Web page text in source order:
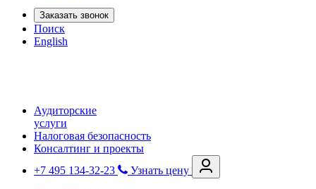
Заказать звонок
Поиск
English
Аудиторские
услуги
Налоговая безопасность
Консалтинг и проекты
+7 495 134-32-23
Узнать цену